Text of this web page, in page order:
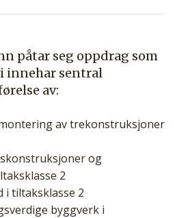
påtar seg oppdrag som
innehar sentral
av:
av trekonstruksjoner
og
2
i tiltaksklasse 2
byggverk i